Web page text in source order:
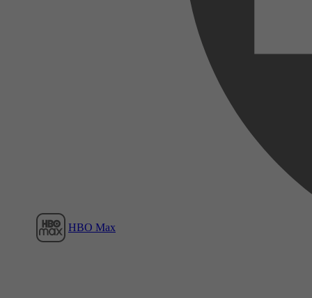
HBO Max